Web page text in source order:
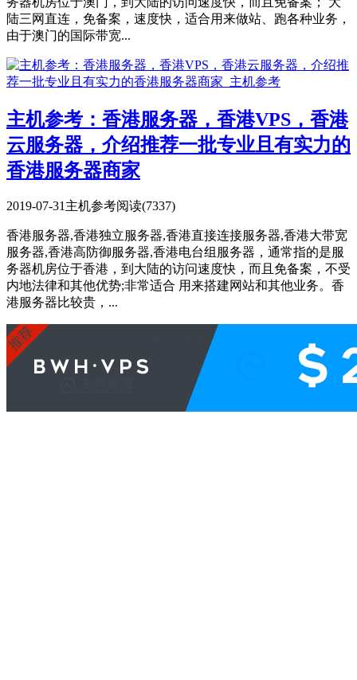
陆三网直连，免备案，速度快，适合用来做站、跑各种业务，
由于澳门的国际带宽...
主机参考：香港服务器，香港VPS，香港
云服务器，介绍推荐一批专业且有实力的
香港服务器商家
2019-07-31主机参考阅读(7337)
香港服务器,香港独立服务器,香港直接连接服务器,香港大带宽
服务器,香港高防御服务器,香港电台组服务器，通常指的是服
务器机房位于香港，到大陆的访问速度快，而且免备案，不受
内地法律和其他优势;非常适合 用来搭建网站和其他业务。香
港服务器比较贵，...